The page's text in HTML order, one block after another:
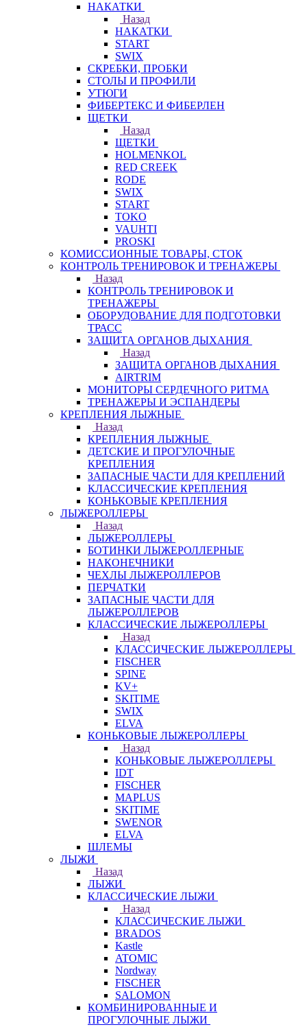
НАКАТКИ
Назад
НАКАТКИ
START
SWIX
СКРЕБКИ, ПРОБКИ
СТОЛЫ И ПРОФИЛИ
УТЮГИ
ФИБЕРТЕКС И ФИБЕРЛЕН
ЩЕТКИ
Назад
ЩЕТКИ
HOLMENKOL
RED CREEK
RODE
SWIX
START
TOKO
VAUHTI
PROSKI
КОМИССИОННЫЕ ТОВАРЫ, СТОК
КОНТРОЛЬ ТРЕНИРОВОК И ТРЕНАЖЕРЫ
Назад
КОНТРОЛЬ ТРЕНИРОВОК И
ТРЕНАЖЕРЫ
ОБОРУДОВАНИЕ ДЛЯ ПОДГОТОВКИ
ТРАСС
ЗАЩИТА ОРГАНОВ ДЫХАНИЯ
Назад
ЗАЩИТА ОРГАНОВ ДЫХАНИЯ
AIRTRIM
МОНИТОРЫ СЕРДЕЧНОГО РИТМА
ТРЕНАЖЕРЫ И ЭСПАНДЕРЫ
КРЕПЛЕНИЯ ЛЫЖНЫЕ
Назад
КРЕПЛЕНИЯ ЛЫЖНЫЕ
ДЕТСКИЕ И ПРОГУЛОЧНЫЕ
КРЕПЛЕНИЯ
ЗАПАСНЫЕ ЧАСТИ ДЛЯ КРЕПЛЕНИЙ
КЛАССИЧЕСКИЕ КРЕПЛЕНИЯ
КОНЬКОВЫЕ КРЕПЛЕНИЯ
ЛЫЖЕРОЛЛЕРЫ
Назад
ЛЫЖЕРОЛЛЕРЫ
БОТИНКИ ЛЫЖЕРОЛЛЕРНЫЕ
НАКОНЕЧНИКИ
ЧЕХЛЫ ЛЫЖЕРОЛЛЕРОВ
ПЕРЧАТКИ
ЗАПАСНЫЕ ЧАСТИ ДЛЯ
ЛЫЖЕРОЛЛЕРОВ
КЛАССИЧЕСКИЕ ЛЫЖЕРОЛЛЕРЫ
Назад
КЛАССИЧЕСКИЕ ЛЫЖЕРОЛЛЕРЫ
FISCHER
SPINE
KV+
SKITIME
SWIX
ELVA
КОНЬКОВЫЕ ЛЫЖЕРОЛЛЕРЫ
Назад
КОНЬКОВЫЕ ЛЫЖЕРОЛЛЕРЫ
IDT
FISCHER
MAPLUS
SKITIME
SWENOR
ELVA
ШЛЕМЫ
ЛЫЖИ
Назад
ЛЫЖИ
КЛАССИЧЕСКИЕ ЛЫЖИ
Назад
КЛАССИЧЕСКИЕ ЛЫЖИ
BRADOS
Kastle
ATOMIC
Nordway
FISCHER
SALOMON
КОМБИНИРОВАННЫЕ И
ПРОГУЛОЧНЫЕ ЛЫЖИ